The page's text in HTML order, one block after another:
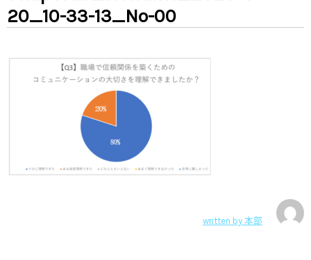
20_10-33-13_No-00
written by 本部